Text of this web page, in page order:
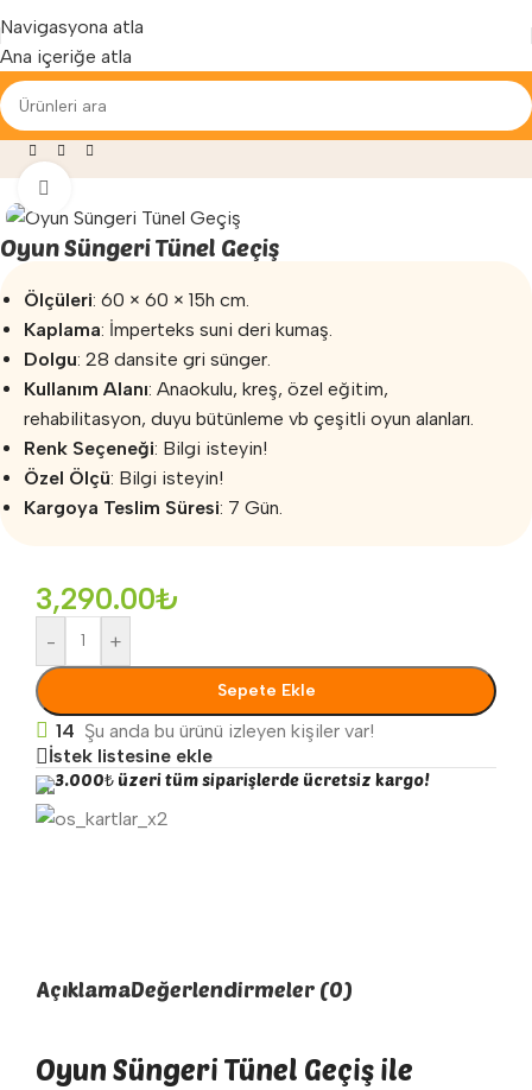
Navigasyona atla
Ana içeriğe atla
Yenilenen arayüzümüz ile hizmetinizdeyiz...
»Sünger Oyun Grupları
Oyun Süngeri Tünel Geçiş
Ölçüleri: 60 × 60 × 15h cm.
Kaplama: İmperteks suni deri kumaş.
Dolgu: 28 dansite gri sünger.
Kullanım Alanı: Anaokulu, kreş, özel eğitim,
rehabilitasyon, duyu bütünleme vb çeşitli oyun alanları.
Renk Seçeneği: Bilgi isteyin!
Özel Ölçü: Bilgi isteyin!
Kargoya Teslim Süresi: 7 Gün.
3,290.00₺
- +
Sepete Ekle
14 Şu anda bu ürünü izleyen kişiler var!
İstek listesine ekle
3.000₺ üzeri tüm siparişlerde ücretsiz kargo!
AçıklamaDeğerlendirmeler (0)
Oyun Süngeri Tünel Geçiş ile